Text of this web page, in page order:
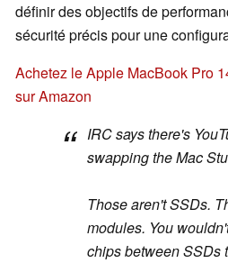
définir des objectifs de
sécurité précis pour une
Achetez le Apple MacBook Pro
sur Amazon
IRC says there's
swapping the Mac
Those aren't SSDs.
modules. You
chips between SSDs